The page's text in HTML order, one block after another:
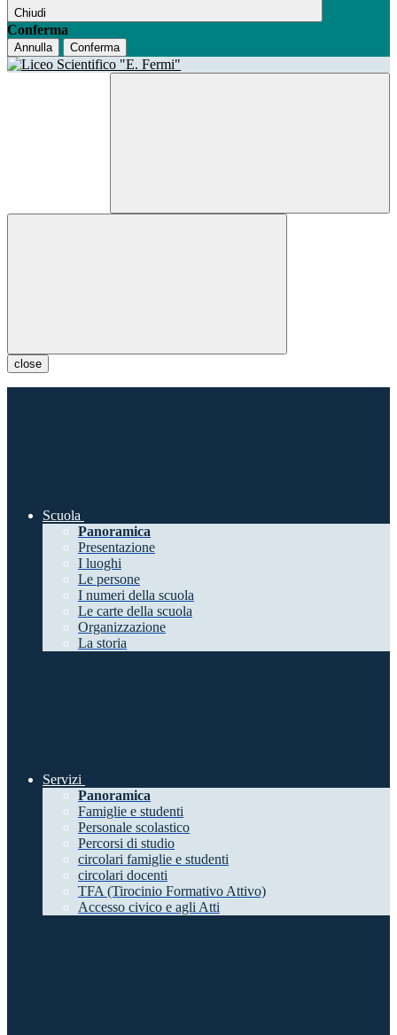
Chiudi
Conferma
Annulla Conferma
close
Scuola
Panoramica
Presentazione
I luoghi
Le persone
I numeri della scuola
Le carte della scuola
Organizzazione
La storia
Servizi
Panoramica
Famiglie e studenti
Personale scolastico
Percorsi di studio
circolari famiglie e studenti
circolari docenti
TFA (Tirocinio Formativo Attivo)
Accesso civico e agli Atti